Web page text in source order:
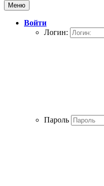
Меню
Войти
Логин:
Пароль